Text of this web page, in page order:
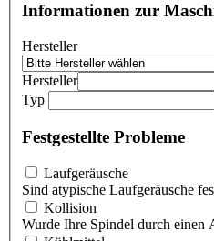
Informationen zur
Hersteller
Hersteller
Typ
Festgestellte Probleme
Laufgeräusche
Sind atypische Laufgeräusche
Kollision
Wurde Ihre Spindel durch einen